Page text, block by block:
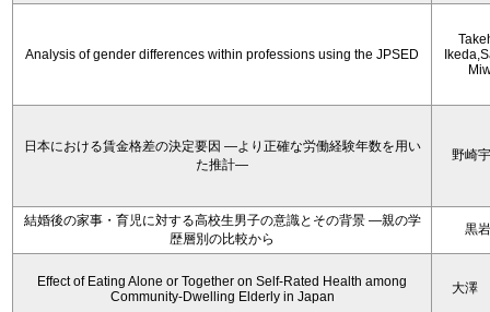
Analysis of gender differences within professions using the JPSED
日本における賃金格差の決定要因 ―より正確な労働経験年数を用い
た推計―
野崎
結婚後の家事・育児に対する高校生男子の意識とその背景 ―親の学
歴層別の比較から
黒
Effect of Eating Alone or Together on Self-Rated Health among
Community-Dwelling Elderly in Japan
大澤